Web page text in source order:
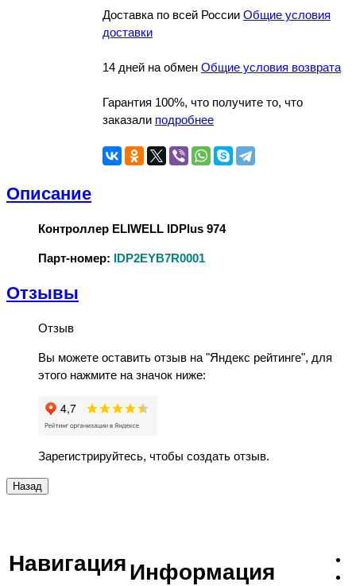
Доставка по всей России Общие условия
доставки
14 дней на обмен Общие условия возврата
Гарантия 100%, что получите то, что
заказали подробнее
Описание
Контроллер ELIWELL IDPlus 974
Парт-номер: IDP2EYB7R0001
Отзывы
Отзыв
Вы можете оставить отзыв на "Яндекс рейтинге", для
этого нажмите на значок ниже:
Зарегистрируйтесь, чтобы создать отзыв.
НавигацияИнформация